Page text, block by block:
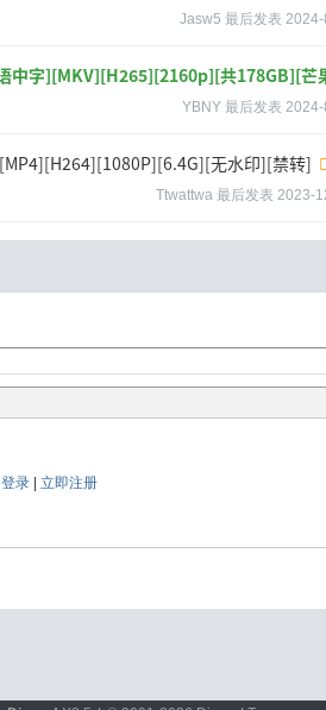
Jasw5 最后发表
中字][MKV][H265][2160p][共178GB][芒
YBNY 最后发表 2024-
无水印][禁转]
Ttwattwa 最后发表 2023-
登录 立即注册